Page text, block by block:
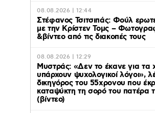
08.08.2026 | 12:44
Στέφανος Τσιτσιπάς: Φούλ
με την Κρίστεν Τομς –
&βίντεο από τις διακοπές τους
08.08.2026 | 12:29
Μυστράς: «Δεν το έκανε για τα
υπάρχουν ψυχολογικοί λόγοι»,
δικηγόρος του 55χρονου που
καταψύκτη τη σορό του πατέρα
(βίντεο)